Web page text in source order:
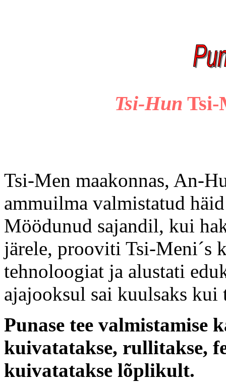
Tsi-Hun Tsi-
Tsi-Men maakonnas, An-
ammuilma valmistatud
Möödunud sajandil, kui
järele, prooviti Tsi-Meni´s
tehnoloogiat ja alustati
ajajooksul sai kuulsaks kui
Punase tee valmistamise
kuivatatakse, rullitakse,
kuivatatakse lõplikult.